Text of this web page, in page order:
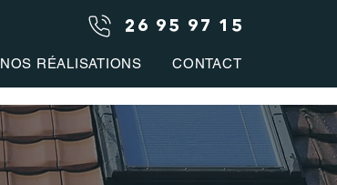
26 95 97 15
NOS RÉALISATIONS CONTACT